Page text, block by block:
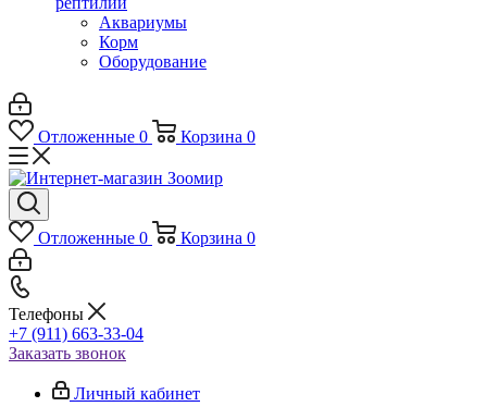
Аквариумы
Корм
Оборудование
Отложенные 0 Корзина 0
Отложенные 0 Корзина 0
Телефоны
+7 (911) 663-33-04
Заказать звонок
Личный кабинет